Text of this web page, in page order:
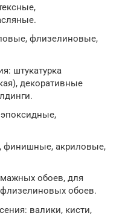
флизелиновые,
штукатурка
декоративные
финишные, акриловые,
обоев, для
обоев.
валики, кисти,